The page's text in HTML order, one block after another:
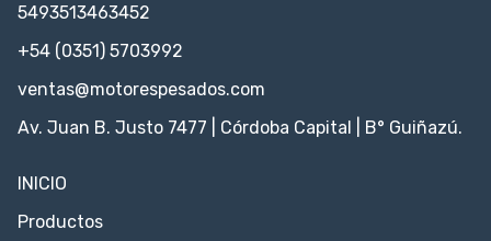
5493513463452
+54 (0351) 5703992
ventas@motorespesados.com
Av. Juan B. Justo 7477 | Córdoba Capital | B° Guiñazú.
INICIO
Productos